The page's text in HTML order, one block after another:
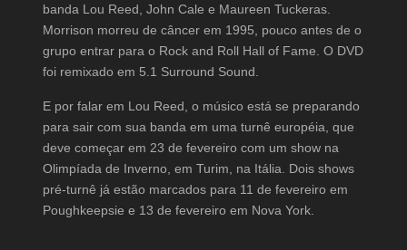
banda Lou Reed, John Cale e Maureen Tuckeras.
Morrison morreu de câncer em 1995, pouco antes de o
grupo entrar para o Rock and Roll Hall of Fame. O DVD
foi remixado em 5.1 Surround Sound.
E por falar em Lou Reed, o músico está se preparando
para sair com sua banda em uma turnê européia, que
deve começar em 23 de fevereiro com um show na
Olimpíada de Inverno, em Turim, na Itália. Dois shows
pré-turnê já estão marcados para 11 de fevereiro em
Poughkeepsie e 13 de fevereiro em Nova York.